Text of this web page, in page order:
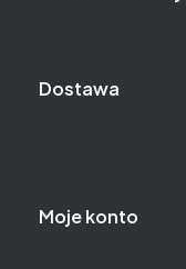
Dostawa
Moje konto